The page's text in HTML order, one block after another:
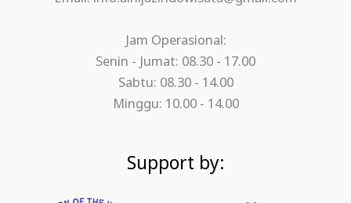
Jam Operasional:
Senin - Jumat: 08.30 - 17.00
Sabtu: 08.30 - 14.00
Minggu: 10.00 - 14.00
Support by: